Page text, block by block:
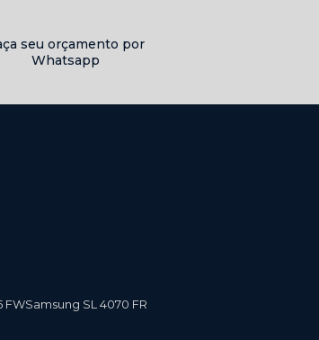
seu orçamento por
Whatsapp
FW Samsung SL 4070 FR